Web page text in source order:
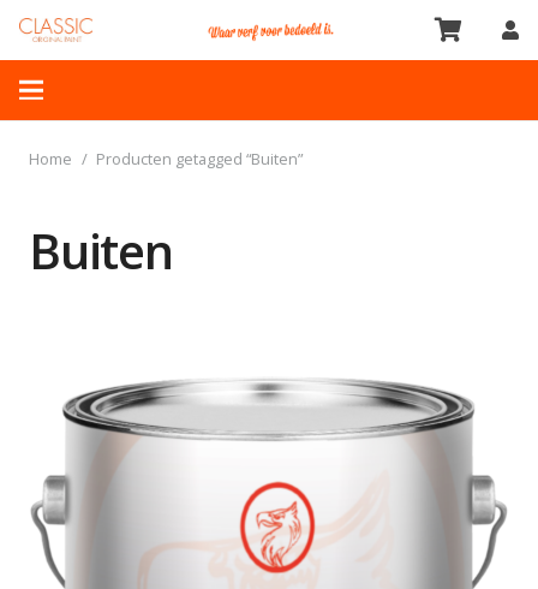
Home / Producten getagged “Buiten”
Buiten